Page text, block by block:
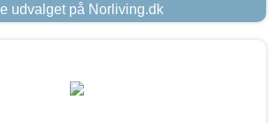
udvalget på Norliving.dk